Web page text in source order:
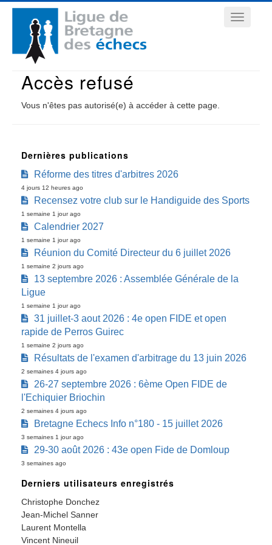
Aller
contenu
principal
Navigation
principale
Accès refusé
Vous n'êtes pas autorisé(e) à accéder à cette page.
Dernières publications
Réforme des titres d'arbitres 2026
4 jours 12 heures ago
Recensez votre club sur le Handiguide des Sports
1 semaine 1 jour ago
Calendrier 2027
1 semaine 1 jour ago
Réunion du Comité Directeur du 6 juillet 2026
1 semaine 2 jours ago
13 septembre 2026 : Assemblée Générale de la
Ligue
1 semaine 1 jour ago
31 juillet-3 aout 2026 : 4e open FIDE et open
rapide de Perros Guirec
1 semaine 2 jours ago
Résultats de l'examen d'arbitrage du 13 juin 2026
2 semaines 4 jours ago
26-27 septembre 2026 : 6ème Open FIDE de
l'Echiquier Briochin
2 semaines 4 jours ago
Bretagne Echecs Info n°180 - 15 juillet 2026
3 semaines 1 jour ago
29-30 août 2026 : 43e open Fide de Domloup
3 semaines ago
Derniers utilisateurs enregistrés
Christophe Donchez
Jean-Michel Sanner
Laurent Montella
Vincent Nineuil